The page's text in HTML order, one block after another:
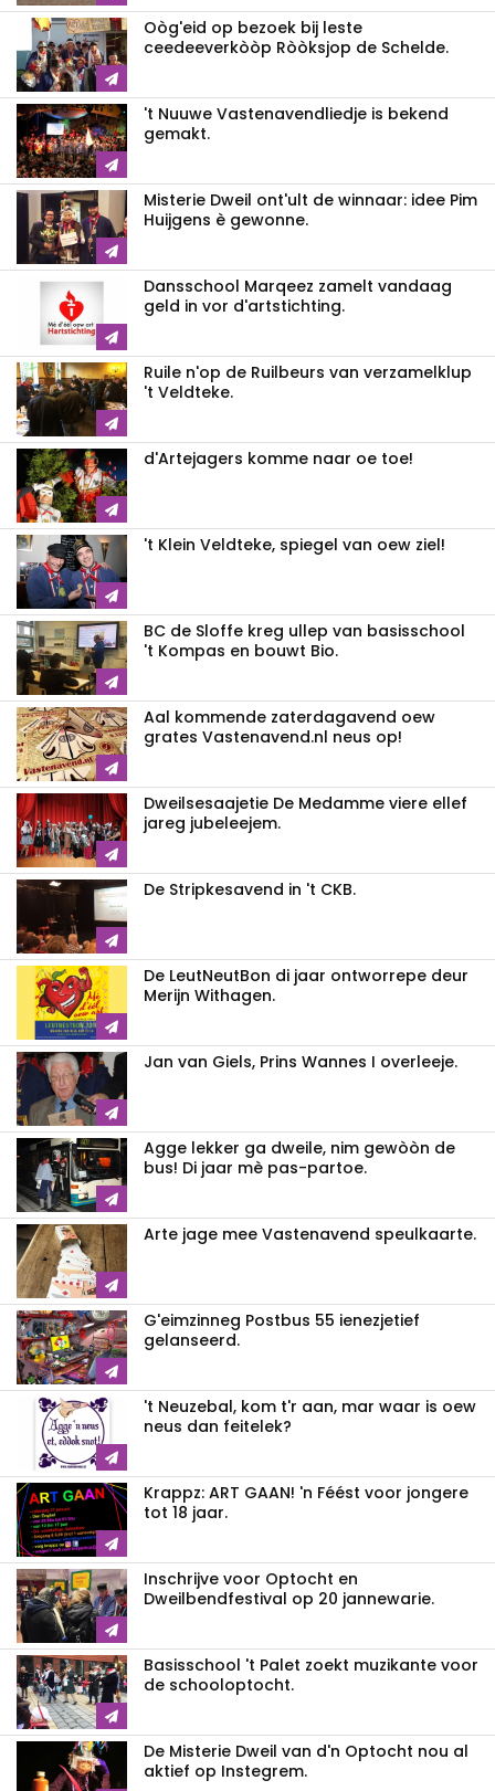
Oòg'eid op bezoek bij leste
ceedeeverkòòp Ròòksjop de Schelde.
't Nuuwe Vastenavendliedje is bekend
gemakt.
Misterie Dweil ont'ult de winnaar: idee Pim
Huijgens è gewonne.
Dansschool Marqeez zamelt vandaag
geld in vor d'artstichting.
Ruile n'op de Ruilbeurs van verzamelklup
't Veldteke.
d'Artejagers komme naar oe toe!
't Klein Veldteke, spiegel van oew ziel!
BC de Sloffe kreg ullep van basisschool
't Kompas en bouwt Bio.
Aal kommende zaterdagavend oew
grates Vastenavend.nl neus op!
Dweilsesaajetie De Medamme viere ellef
jareg jubeleejem.
De Stripkesavend in 't CKB.
De LeutNeutBon di jaar ontworrepe deur
Merijn Withagen.
Jan van Giels, Prins Wannes I overleeje.
Agge lekker ga dweile, nim gewòòn de
bus! Di jaar mè pas-partoe.
Arte jage mee Vastenavend speulkaarte.
G'eimzinneg Postbus 55 ienezjetief
gelanseerd.
't Neuzebal, kom t'r aan, mar waar is oew
neus dan feitelek?
Krappz: ART GAAN! 'n Féést voor jongere
tot 18 jaar.
Inschrijve voor Optocht en
Dweilbendfestival op 20 jannewarie.
Basisschool 't Palet zoekt muzikante voor
de schooloptocht.
De Misterie Dweil van d'n Optocht nou al
aktief op Instegrem.